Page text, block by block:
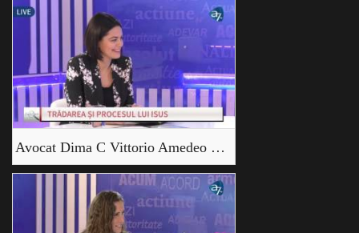
Avocat Dima C Vittorio Amedeo Tradarea si Judecarea Domnului Isus Hristos